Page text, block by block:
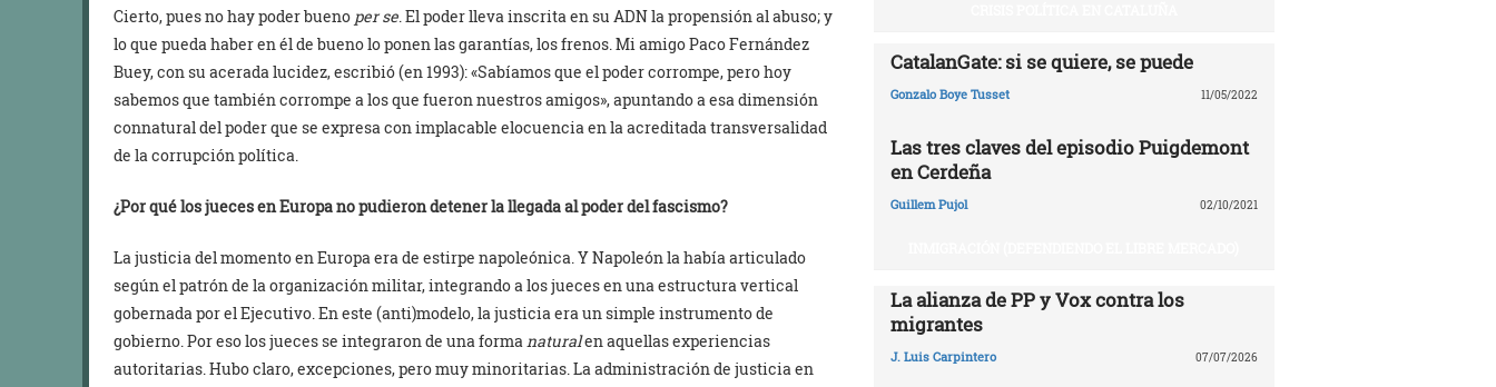
Cierto, pues no hay poder bueno per se . El poder lleva inscrita en su ADN la propensión al abuso; y
lo que pueda haber en él de bueno lo ponen las garantías, los frenos. Mi amigo Paco Fernández
Buey, con su acerada lucidez, escribió (en 1993): «Sabíamos que el poder corrompe, pero hoy
sabemos que también corrompe a los que fueron nuestros amigos», apuntando a esa dimensión
connatural del poder que se expresa con implacable elocuencia en la acreditada transversalidad
de la corrupción política.
¿Por qué los jueces en Europa no pudieron detener la llegada al poder del fascismo?
La justicia del momento en Europa era de estirpe napoleónica. Y Napoleón la había articulado
según el patrón de la organización militar, integrando a los jueces en una estructura vertical
gobernada por el Ejecutivo. En este (anti)modelo, la justicia era un simple instrumento de
gobierno. Por eso los jueces se integraron de una forma naturalen aquellas experiencias
autoritarias. Hubo claro, excepciones, pero muy minoritarias. La administración de justicia en
CatalanGate: si se quiere, se puede
Gonzalo Boye Tusset 11/05/2022
Las tres claves del episodio Puigdemont
en Cerdeña
Guillem Pujol 02/10/2021
La alianza de PP y Vox contra los
migrantes
J. Luis Carpintero 07/07/2026